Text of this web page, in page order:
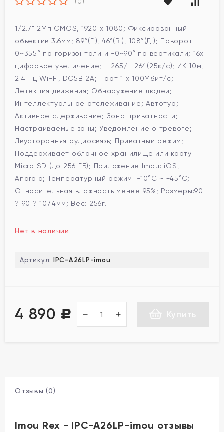
1/2.7" 2Мп CMOS, 1920 x 1080; Фиксированный
объектив 3.6мм; 89°(Г.), 46°(В.), 108°(Д.); Поворот
0~355° по горизонтали и -0~90° по вертикали; 16x
цифровое увеличение; H.265/H.264(25к/с); ИК 10м,
2.4ГГц Wi-Fi, DC5В 2A; Порт 1 x 100Мбит/с;
Детекция движения; Обнаружение людей;
Интеллектуальное отслеживание; Автотур;
Активное сдерживание; Зона приватности;
Настраиваемые зоны; Уведомление о тревоге;
Двусторонняя аудиосвязь; Приватный режим;
Поддерживает облачное хранилище или карту
Micro SD (до 256 ГБ); Приложение Imou: iOS,
Android; Температурный режим: -10°C ~ +45°C;
Относительная влажность менее 95%; Размеры:90
? 90 ? 107.4мм; Вес: 256г.
Нет в наличии
Артикул: IPC-A26LP-imou
4 890 Р Купить
Отзывы (0)
Imou Rex - IPC-A26LP-imou отзывы